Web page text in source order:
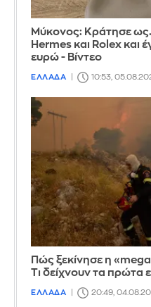
Μύκονος: Κράτησε
Hermes και Rolex και
ευρώ - Βίντεο
ΕΛΛΑΔΑ 10:53,
Πώς ξεκίνησε η
Τι δείχνουν τα πρώτα
ΕΛΛΑΔΑ 20:49,